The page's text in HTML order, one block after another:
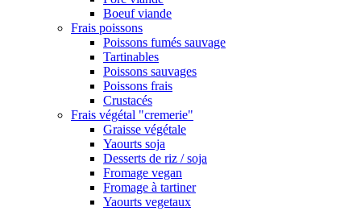
Boeuf viande
Frais poissons
Poissons fumés sauvage
Tartinables
Poissons sauvages
Poissons frais
Crustacés
Frais végétal "cremerie"
Graisse végétale
Yaourts soja
Desserts de riz / soja
Fromage vegan
Fromage à tartiner
Yaourts vegetaux